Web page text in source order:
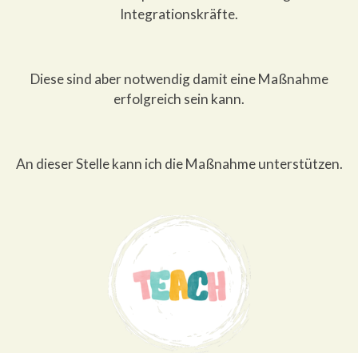
Integrationskräfte.
Diese sind aber notwendig damit eine Maßnahme
erfolgreich sein kann.
An dieser Stelle kann ich die Maßnahme unterstützen.